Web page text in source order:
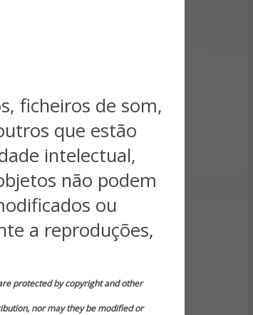
ficheiros de som,
que estão
intelectual,
não podem
ou
a reproduções,
protected by copyright and other
nor may they be modified or